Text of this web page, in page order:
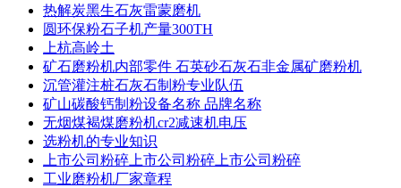
热解炭黑生石灰雷蒙磨机
圆环保粉石子机产量300TH
上杭高岭土
矿石磨粉机内部零件 石英砂石灰石非金属矿磨粉机
沉管灌注桩石灰石制粉专业队伍
矿山碳酸钙制粉设备名称 品牌名称
无烟煤褐煤磨粉机cr2减速机电压
选粉机的专业知识
上市公司粉碎上市公司粉碎上市公司粉碎
工业磨粉机厂家章程